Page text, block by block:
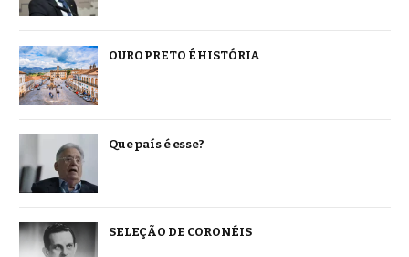
OURO PRETO É HISTÓRIA
Que país é esse?
SELEÇÃO DE CORONÉIS